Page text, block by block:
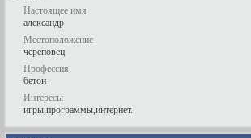
Настоящее имя
александр
Местоположение
череповец
Профессия
бетон
Интересы
игры,программы,интернет.